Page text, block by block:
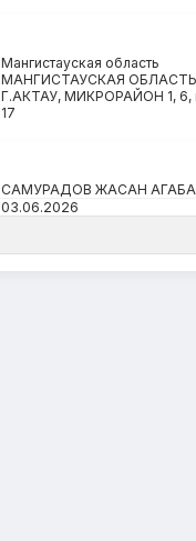
Мангистауская область
МАНГИСТАУСКАЯ
Г.АКТАУ, МИКРОРАЙОН 1, 6,
17
САМУРАДОВ ЖАСАН
03.06.2026